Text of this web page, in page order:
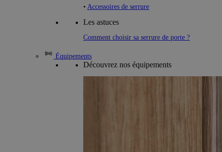
• Accessoires de serrure
Les astuces
Comment choisir sa serrure de porte ?
Équipements
Découvrez nos équipements